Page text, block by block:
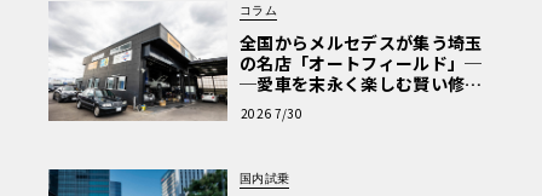
コラム
全国からメルセデスが集う埼玉
の名店「オートフィールド」─
─愛車を末永く楽しむ賢い修理
術と、プロがフックス製オイル
を選ぶ理由〈PR〉
2026 7/30
国内試乗